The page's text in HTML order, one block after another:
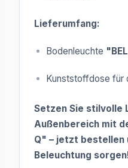
Lieferumfang:
Bodenleuchte
Kunststoffdose für
Setzen Sie stilvolle
Außenbereich mit
Q" – jetzt bestellen
Beleuchtung